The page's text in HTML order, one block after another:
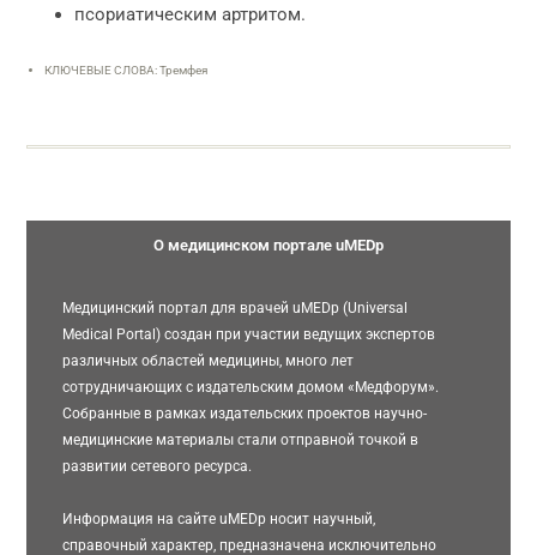
псориатическим артритом.
КЛЮЧЕВЫЕ СЛОВА: Тремфея
О медицинском портале uMEDp
Медицинский портал для врачей uMEDp (Universal
Medical Portal) создан при участии ведущих экспертов
различных областей медицины, много лет
сотрудничающих с издательским домом «Медфорум».
Собранные в рамках издательских проектов научно-
медицинские материалы стали отправной точкой в
развитии сетевого ресурса.
Информация на сайте uMEDp носит научный,
справочный характер, предназначена исключительно